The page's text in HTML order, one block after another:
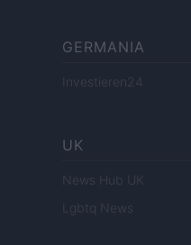
GERMANIA
Investieren24
UK
News Hub UK
Lgbtq News